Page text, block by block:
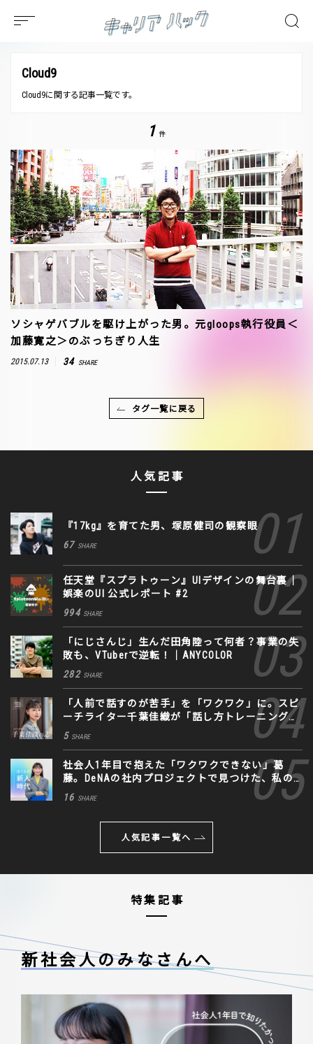
Cloud9
Cloud9に関する記事一覧です。
1 件
ソシャゲバブルを駆け上がった男。元gloops執行役員＜
加藤寛之＞のぶっちぎり人生
2015.07.13 34 SHARE
タグ一覧に戻る
人気記事
『17kg』を育てた男、塚原健司の観察眼
67 SHARE
任天堂『スプラトゥーン』UIデザインの舞台裏｜
娯楽のUI 公式レポート #2
994 SHARE
「にじさんじ」生んだ田角陸って何者？事業の失
敗も、VTuberで逆転！｜ANYCOLOR
282 SHARE
「人前で話すのが苦手」を「ワクワク」に。スピ
ーチライター千葉佳織が「話し方トレーニング」
に込めた思い
5 SHARE
社会人1年目で抱えた「ワクワクできない」葛
藤。DeNAの社内プロジェクトで見つけた、私の
生きる道
16 SHARE
人気記事一覧へ
特集記事
新社会人のみなさんへ